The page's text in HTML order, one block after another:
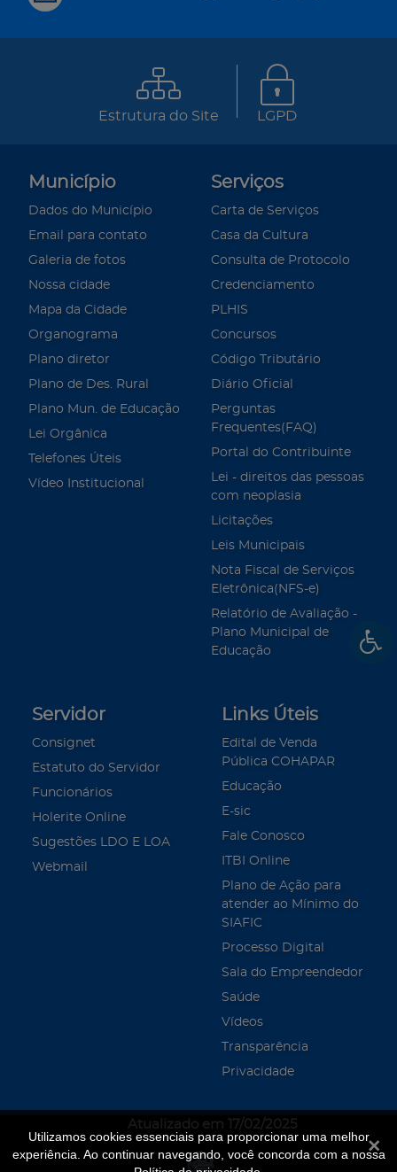
Utilizamos cookies essenciais para proporcionar uma melhor
experiência. Ao continuar navegando, você concorda com a nossa
Estrutura do Site LGPD
Município
Dados do Município
Email para contato
Galeria de fotos
Nossa cidade
Mapa da Cidade
Organograma
Plano diretor
Plano de Des. Rural
Plano Mun. de Educação
Lei Orgânica
Telefones Úteis
Vídeo Institucional
Serviços
Carta de Serviços
Casa da Cultura
Consulta de Protocolo
Credenciamento
PLHIS
Concursos
Código Tributário
Diário Oficial
Perguntas
Frequentes(FAQ)
Portal do Contribuinte
Lei - direitos das pessoas
com neoplasia
Licitações
Leis Municipais
Nota Fiscal de Serviços
Eletrônica(NFS-e)
Relatório de Avaliação -
Plano Municipal de
Educação
Servidor
Consignet
Estatuto do Servidor
Funcionários
Holerite Online
Sugestões LDO E LOA
Webmail
Links Úteis
Edital de Venda
Pública COHAPAR
Educação
E-sic
Fale Conosco
ITBI Online
Plano de Ação para
atender ao Mínimo do
SIAFIC
Processo Digital
Sala do Empreendedor
Saúde
Vídeos
Transparência
Privacidade
Atualizado em 17/02/2025